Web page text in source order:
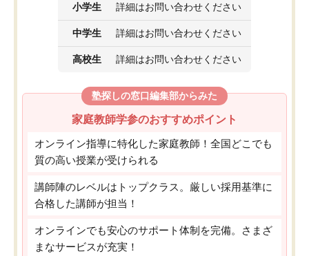
小学生 詳細はお問い合わせください
中学生 詳細はお問い合わせください
高校生 詳細はお問い合わせください
塾探しの窓口編集部からみた
家庭教師学参のおすすめポイント
オンライン指導に特化した家庭教師！全国どこでも
質の高い授業が受けられる
講師陣のレベルはトップクラス。厳しい採用基準に
合格した講師が担当！
オンラインでも安心のサポート体制を完備。さまざ
まなサービスが充実！